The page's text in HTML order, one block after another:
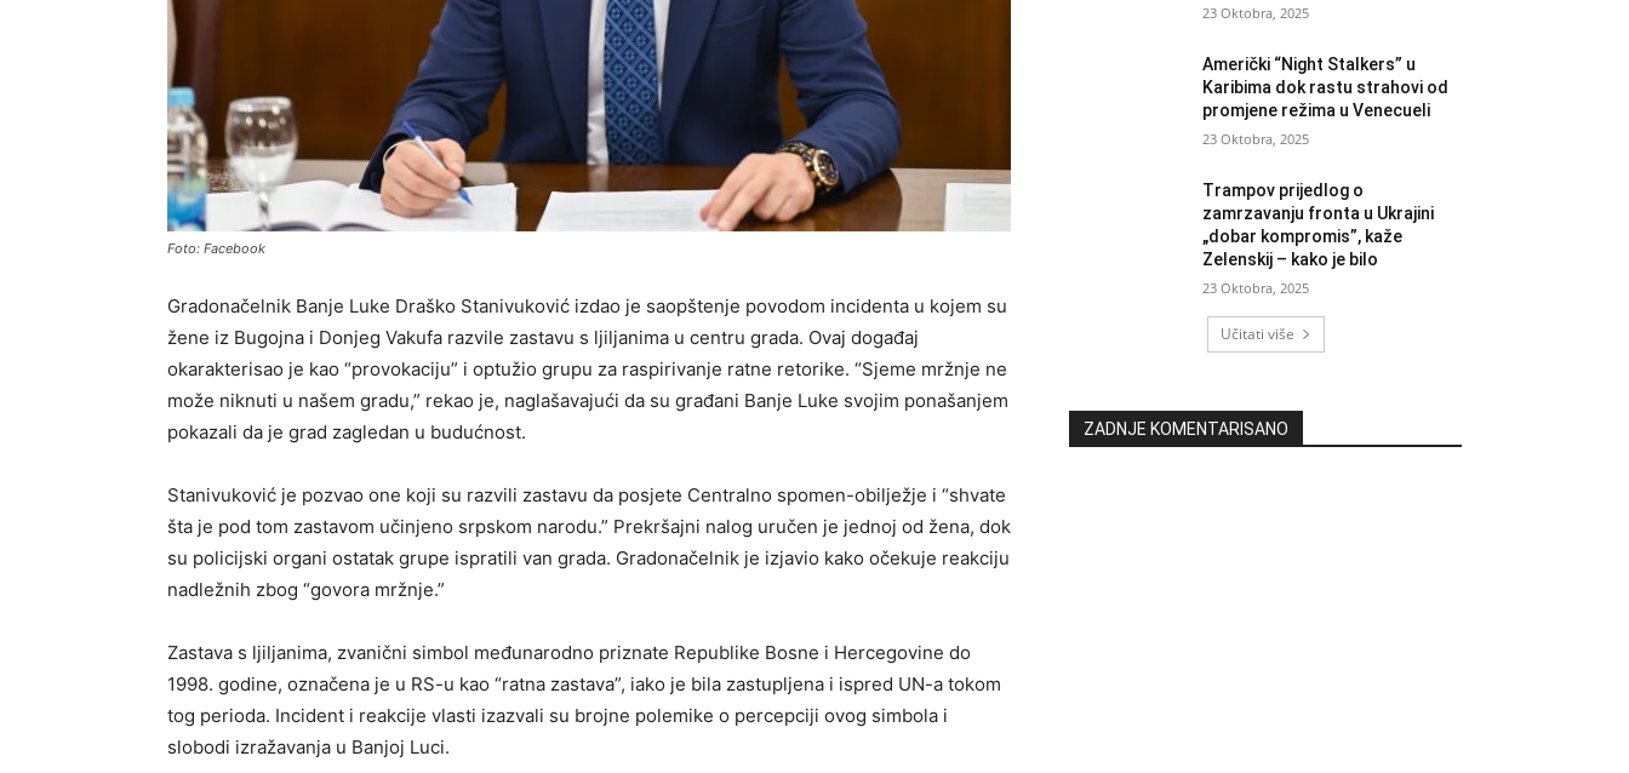
Foto: Facebook
Gradonačelnik Banje Luke Draško Stanivuković izdao je saopštenje povodom incidenta u kojem su
žene iz Bugojna i Donjeg Vakufa razvile zastavu s ljiljanima u centru grada. Ovaj događaj
okarakterisao je kao “provokaciju” i optužio grupu za raspirivanje ratne retorike. “Sjeme mržnje ne
može niknuti u našem gradu,” rekao je, naglašavajući da su građani Banje Luke svojim ponašanjem
pokazali da je grad zagledan u budućnost.
Stanivuković je pozvao one koji su razvili zastavu da posjete Centralno spomen-obilježje i “shvate
šta je pod tom zastavom učinjeno srpskom narodu.” Prekršajni nalog uručen je jednoj od žena, dok
su policijski organi ostatak grupe ispratili van grada. Gradonačelnik je izjavio kako očekuje reakciju
nadležnih zbog “govora mržnje.”
Zastava s ljiljanima, zvanični simbol međunarodno priznate Republike Bosne i Hercegovine do
1998. godine, označena je u RS-u kao “ratna zastava”, iako je bila zastupljena i ispred UN-a tokom
tog perioda. Incident i reakcije vlasti izazvali su brojne polemike o percepciji ovog simbola i
slobodi izražavanja u Banjoj Luci.
23 Oktobra, 2025
Američki “Night Stalkers” u
Karibima dok rastu strahovi od
promjene režima u Venecueli
23 Oktobra, 2025
Trampov prijedlog o
zamrzavanju fronta u Ukrajini
„dobar kompromis”, kaže
Zelenskij – kako je bilo
23 Oktobra, 2025
Učitati više
ZADNJE KOMENTARISANO